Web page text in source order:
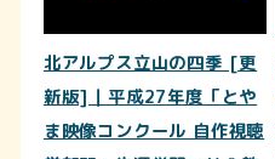
北アルプス立山の四季 [更
新版]｜平成27年度「とや
ま映像コンクール 自作視聴